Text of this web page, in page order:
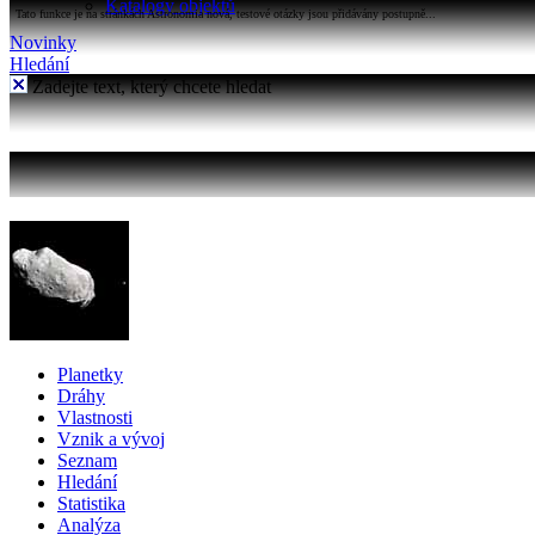
Katalogy objektů
Tato funkce je na stránkách Astronomia nová, testové otázky jsou přidávány postupně...
Novinky
Hledání
Zadejte text, který chcete hledat
Planetky
Dráhy
Vlastnosti
Vznik a vývoj
Seznam
Hledání
Statistika
Analýza